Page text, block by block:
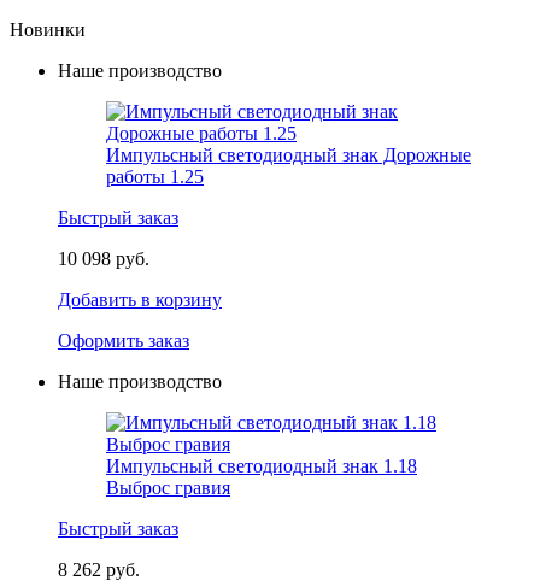
Новинки
Наше производство
Импульсный светодиодный знак Дорожные
работы 1.25
Быстрый заказ
10 098 руб.
Добавить в корзину
Оформить заказ
Наше производство
Импульсный светодиодный знак 1.18
Выброс гравия
Быстрый заказ
8 262 руб.